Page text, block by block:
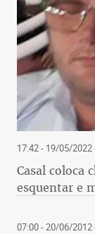
17:42 - 19/05/2022
Casal coloca
esquentar e
07:00 - 20/06/2012